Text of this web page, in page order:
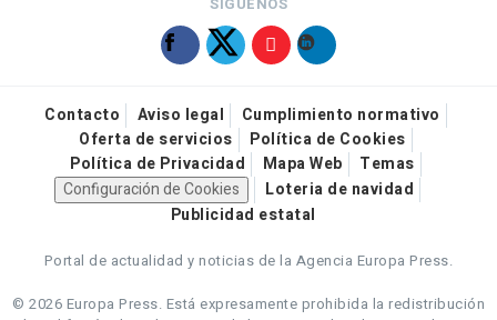
Contacto Aviso legal
Cumplimiento normativo
Oferta de servicios
Política de Cookies
Política de Privacidad
Mapa Web
Temas
Configuración de Cookies
Loteria de navidad
Publicidad estatal
Portal de actualidad y noticias de la Agencia Europa Press.
© 2026 Europa Press. Está expresamente prohibida la redistribución